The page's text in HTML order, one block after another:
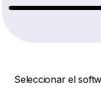
Seleccionar el